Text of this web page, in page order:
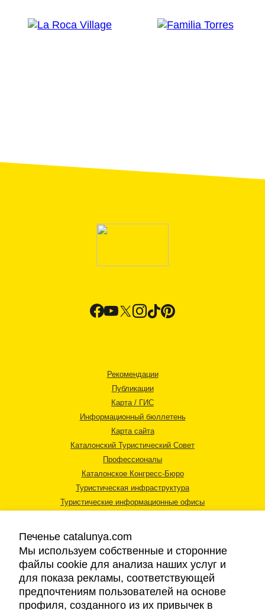
Рекомендации
Публикации
Карта / ГИС
Информационный бюллетень
Карта сайта
Каталонский Туристический Совет
Профессионалы
Каталонское Конгресс-Бюро
Туристическая инфраструктура
Туристические информационные офисы
Правовая информация
Печенье catalunya.com
Мы используем собственные и сторонние
файлы cookie для анализа наших услуг и
для показа рекламы, соответствующей
предпочтениям пользователей на основе
профиля, созданного из их привычек в